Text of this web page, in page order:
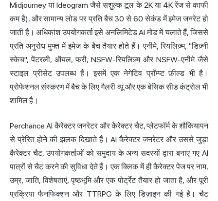
Midjourney या Ideogram जैसे सशुल्क टूल के 2K या 4K रेंज से काफी
कम है), और सामान्य लोड पर प्रति बैच 30 से 60 सेकंड में इमेज जनरेट हो
जाती है। अधिकांश उपयोगकर्ता इसे अनलिमिटेड AI मोड में चलाते हैं, जिससे
प्रति अनुरोध मुफ्त में इमेज के बैच तैयार होते हैं। एनीमे, रियलिज़्म, "डिज़्नी
स्केच", पेंटरली, ऑयल, फरी, NSFW-रियलिज़्म और NSFW-एनीमे जैसे
स्टाइल प्रीसेट उपलब्ध हैं। इसमें एक नेगेटिव प्रॉम्प्ट फ़ील्ड भी है।
प्रोफेशनल संस्करण में बैच के लिए गैलरी व्यू और एक बेसिक सीड कंट्रोल भी
शामिल है।
Perchance AI कैरेक्टर जनरेटर और कैरेक्टर चैट, प्लेटफॉर्म के शौकियापन
से प्रेरित होने की झलक दिखाते हैं। AI कैरेक्टर जनरेटर और उससे जुड़ा
कैरेक्टर चैट, उपयोगकर्ताओं को समुदाय के अन्य सदस्यों द्वारा बनाए गए AI
पात्रों से चैट करने की सुविधा देते हैं। एक क्लिक में ही कैरेक्टर पेज पर नाम,
उम्र, जाति, विशेषताएं, पृष्ठभूमि और एक पोर्ट्रेट तैयार हो जाता है, और पूरी
प्रक्रिया फैनफिक्शन और TTRPG के लिए डिज़ाइन की गई है। चैट